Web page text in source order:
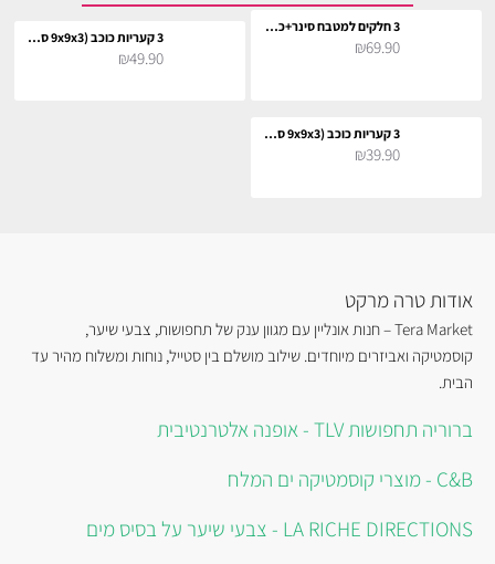
3 חלקים למטבח סינר+כפפה+תחתית לסיר
₪69.90 3 קעריות כוכב (9x9x3 ס"מ)
₪49.90
3 קעריות כוכב (9x9x3 ס"מ)
₪39.90
אודות טרה מרקט
Tera Market – חנות אונליין עם מגוון ענק של תחפושות, צבעי שיער,
קוסמטיקה ואביזרים מיוחדים. שילוב מושלם בין סטייל, נוחות ומשלוח מהיר עד
הבית.
ברוריה תחפושות TLV - אופנה אלטרנטיבית
C&B - מוצרי קוסמטיקה ים המלח
LA RICHE DIRECTIONS - צבעי שיער על בסיס מים